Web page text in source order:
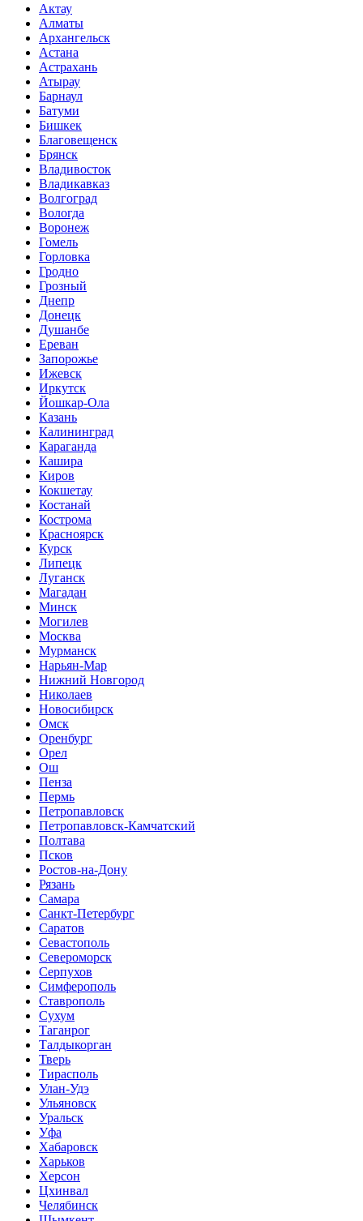
Актау
Алматы
Архангельск
Астана
Астрахань
Атырау
Барнаул
Батуми
Бишкек
Благовещенск
Брянск
Владивосток
Владикавказ
Волгоград
Вологда
Воронеж
Гомель
Горловка
Гродно
Грозный
Днепр
Донецк
Душанбе
Ереван
Запорожье
Ижевск
Иркутск
Йошкар-Ола
Казань
Калининград
Караганда
Кашира
Киров
Кокшетау
Костанай
Кострома
Красноярск
Курск
Липецк
Луганск
Магадан
Минск
Могилев
Москва
Мурманск
Нарьян-Мар
Нижний Новгород
Николаев
Новосибирск
Омск
Оренбург
Орел
Ош
Пенза
Пермь
Петропавловск
Петропавловск-Камчатский
Полтава
Псков
Ростов-на-Дону
Рязань
Самара
Санкт-Петербург
Саратов
Севастополь
Североморск
Серпухов
Симферополь
Ставрополь
Сухум
Таганрог
Tалдыкорган
Тверь
Тирасполь
Улан-Удэ
Ульяновск
Уральск
Уфа
Хабаровск
Харьков
Херсон
Цхинвал
Челябинск